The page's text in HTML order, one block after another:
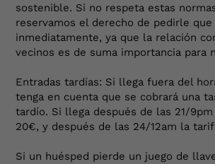
sostenible. Si no respeta estas
reservamos el derecho de pedirle que
inmediatamente, ya que la relación
vecinos es de suma importancia para
Entradas tardías: Si llega fuera del
tenga en cuenta que se cobrará una
tardío. Si llega después de las 21/
20€, y después de las 24/12am la
Si un huésped pierde un juego de